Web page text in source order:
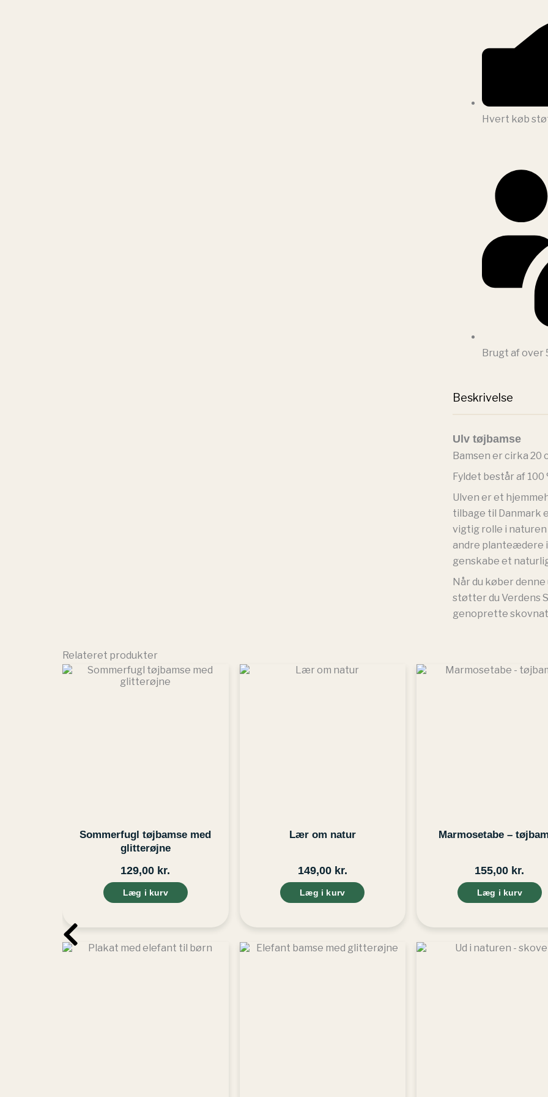
Hvert køb
Brugt af over
Beskrivelse
Ulv tøjbamse
Bamsen er cirka
Fyldet består af
Ulven er et
tilbage til Danmark
vigtig rolle i
andre planteædere i
genskabe et
Når du køber
støtter du Verdens
genoprette
Relateret produkter
Sommerfugl tøjbamse med
glitterøjne
129,00 kr.
Læg i kurv
Lær om natur
149,00 kr.
Læg i kurv
Marmosetabe –
155,00 kr.
Læg i kurv